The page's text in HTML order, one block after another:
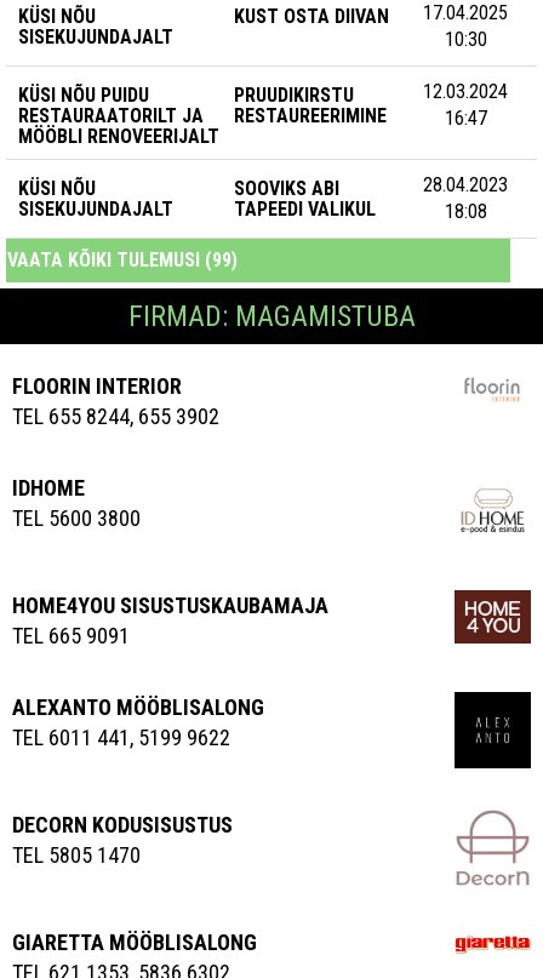
KÜSI NÕU
SISEKUJUNDAJALT
KUST OSTA DIIVAN
17.04.2025
10:30
KÜSI NÕU PUIDU
RESTAURAATORILT JA
MÖÖBLI RENOVEERIJALT
PRUUDIKIRSTU
RESTAUREERIMINE
12.03.2024
16:47
KÜSI NÕU
SISEKUJUNDAJALT
SOOVIKS ABI
TAPEEDI VALIKUL
28.04.2023
18:08
VAATA KÕIKI TULEMUSI (99)
FIRMAD: MAGAMISTUBA
FLOORIN INTERIOR
TEL 655 8244, 655 3902
IDHOME
TEL 5600 3800
HOME4YOU SISUSTUSKAUBAMAJA
TEL 665 9091
ALEXANTO MÖÖBLISALONG
TEL 6011 441, 5199 9622
DECORN KODUSISUSTUS
TEL 5805 1470
GIARETTA MÖÖBLISALONG
TEL 621 1353, 5836 6302